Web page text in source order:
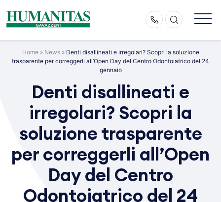
content
Home» News» Denti disallineati e irregolari? Scopri la soluzione
trasparente per correggerli all’Open Day del Centro Odontoiatrico del 24
gennaio
Denti disallineati e
irregolari? Scopri la
soluzione trasparente
per correggerli all’Open
Day del Centro
Odontoiatrico del 24